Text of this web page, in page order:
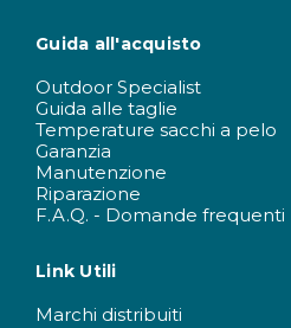
Guida all'acquisto
Outdoor Specialist
Guida alle taglie
Temperature sacchi a pelo
Garanzia
Manutenzione
Riparazione
F.A.Q. - Domande frequenti
Link Utili
Marchi distribuiti